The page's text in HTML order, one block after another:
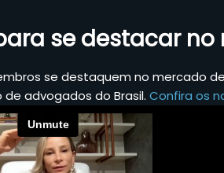
se destacar
se destaquem no mercado
advogados do Brasil. Confira os